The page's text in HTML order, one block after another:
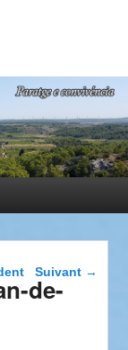
e Convivència
dans les
articles
Suivant →
de-